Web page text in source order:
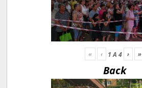
« ‹ 1A 4 › »
Back